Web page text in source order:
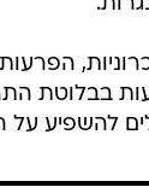
הפרעות
בבלוטת
להשפיע על